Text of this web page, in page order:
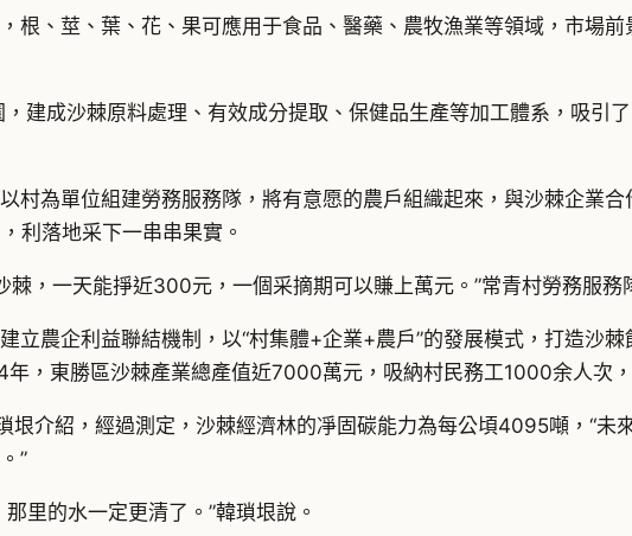
根、莖、葉、花、果可應用于食品、醫藥、農牧漁業等領域，市場
建成沙棘原料處理、有效成分提取、保健品生產等加工體系，吸引
村為單位組建勞務服務隊，將有意愿的農戶組織起來，與沙棘企業
利落地采下一串串果實。
，一天能掙近300元，一個采摘期可以賺上萬元。”常青村勞務服務
立農企利益聯結機制，以“村集體+企業+農戶”的發展模式，打造沙
，東勝區沙棘產業總產值近7000萬元，吸納村民務工1000余人次
垠介紹，經過測定，沙棘經濟林的凈固碳能力為每公頃4095噸，“未
”
里的水一定更清了。”韓瑣垠說。